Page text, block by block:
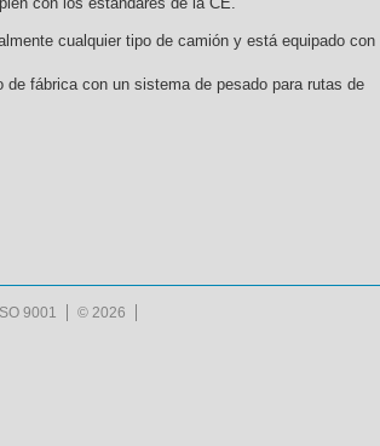
cualquier tipo de camión y está equipado con
de fábrica con un sistema de pesado para rutas de
ISO 9001 © 2026